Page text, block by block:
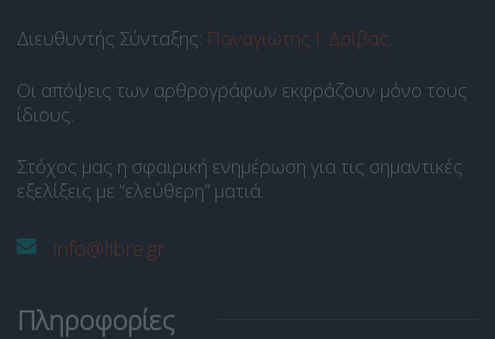
Διευθυντής Σύνταξης: Παναγιώτης Ι. Δρίβας.
Οι απόψεις των αρθρογράφων εκφράζουν μόνο τους
ίδιους.
Στόχος μας η σφαιρική ενημέρωση για τις σημαντικές
εξελίξεις με “ελεύθερη” ματιά.
info@libre.gr
Πληροφορίες